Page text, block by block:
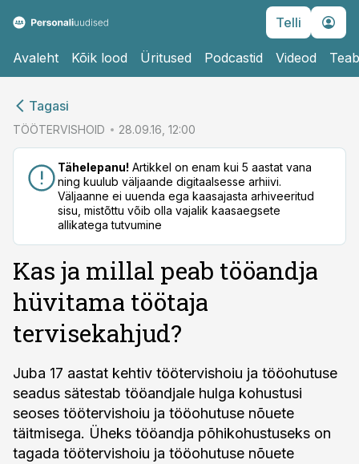
Telli
Avaleht Kõik lood Üritused Podcastid Videod
Tagasi
TÖÖTERVISHOID 28.09.16, 12:00
Tähelepanu! Artikkel on enam kui 5 aastat vana
ning kuulub väljaande digitaalsesse arhiivi.
Väljaanne ei uuenda ega kaasajasta arhiveeritud
sisu, mistõttu võib olla vajalik kaasaegsete
allikatega tutvumine
Kas ja millal peab tööandja
hüvitama töötaja
tervisekahjud?
Juba 17 aastat kehtiv töötervishoiu ja tööohutuse
seadus sätestab tööandjale hulga kohustusi
seoses töötervishoiu ja tööohutuse nõuete
täitmisega. Üheks tööandja põhikohustuseks on
tagada töötervishoiu ja tööohutuse nõuete